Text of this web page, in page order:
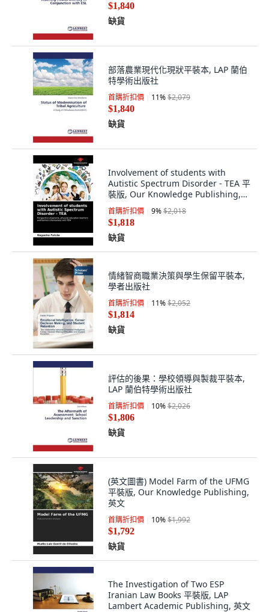
$1,840
缺貨
部落農業現代化現狀平裝本, LAP 蘭伯
特學術出版社
首購折扣價 11%$2,079
$1,840
缺貨
Involvement of students with
Autistic Spectrum Disorder - TEA 平
裝版, Our Knowledge Publishing,
英文
首購折扣價 9%$2,018
$1,818
缺貨
情緒智商職業決策與學生保留平裝本,
學者出版社
首購折扣價 11%$2,052
$1,814
缺貨
評估的後果：學校領導與製裁平裝本,
LAP 蘭伯特學術出版社
首購折扣價 10%$2,026
$1,806
缺貨
(英文圖書) Model Farm of the UFMG
平裝版, Our Knowledge Publishing,
英文
首購折扣價 10%$1,992
$1,792
缺貨
The Investigation of Two ESP
Iranian Law Books 平裝版, LAP
Lambert Academic Publishing, 英文